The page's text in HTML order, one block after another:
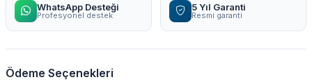
WhatsApp Desteği
Profesyonel destek
5 Yıl Garanti
Resmi garanti
Ödeme Seçenekleri